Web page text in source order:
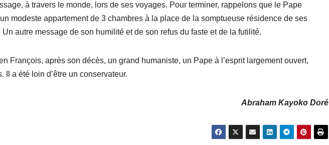
à travers le monde, lors de ses voyages. Pour terminer, rappelons que le Pape
modeste appartement de 3 chambres à la place de la somptueuse résidence de ses
autre message de son humilité et de son refus du faste et de la futilité.
François, après son décès, un grand humaniste, un Pape à l’esprit largement ouvert,
Il a été loin d’être un conservateur.
Abraham Kayoko Doré